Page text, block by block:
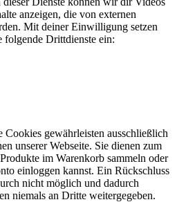
anzeigen, die von externen
Mit deiner Einwilligung setzen
folgende Drittdienste ein:
Cookies gewährleisten ausschließlich
unserer Webseite. Sie dienen zum
im Warenkorb sammeln oder
einloggen kannst. Ein Rückschluss
nicht möglich und dadurch
niemals an Dritte weitergegeben.